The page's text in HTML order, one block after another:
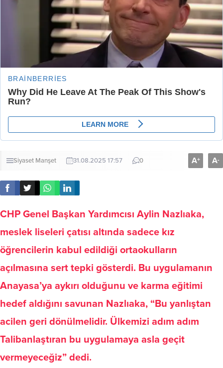
Siyaset Manşet 31.08.2025 17:57 0 A+ A-
CHP Genel Başkan Yardımcısı Aylin Nazlıaka,
meslek liseleri çatısı altında sadece kız
öğrencilerin kabul edildiği ortaokulların
açılmasına sert tepki gösterdi. Bu uygulamanın
Anayasa’ya aykırı olduğunu ve karma eğitimi
hedef aldığını savunan Nazlıaka, “Bu yanlıştan
acilen geri dönülmelidir. Ülkemizi adım adım
Talibanlaştıran bu uygulamaya asla geçit
vermeyeceğiz” dedi.